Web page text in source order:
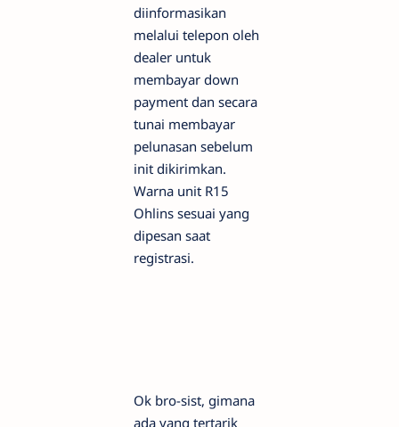
diinformasikan
melalui telepon oleh
dealer untuk
membayar down
payment dan secara
tunai membayar
pelunasan sebelum
init dikirimkan.
Warna unit R15
Ohlins sesuai yang
dipesan saat
registrasi.
Ok bro-sist, gimana
ada yang tertarik